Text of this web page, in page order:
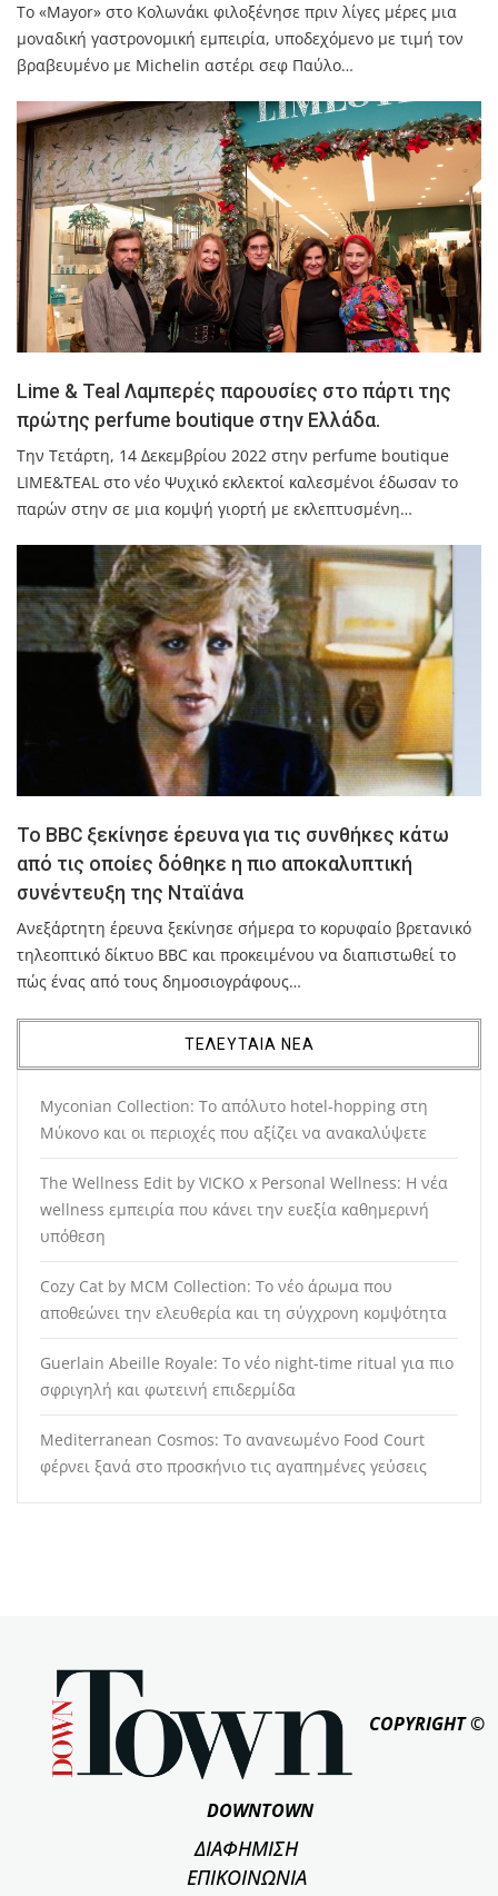
Το «Mayor» στο Κολωνάκι φιλοξένησε πριν λίγες μέρες μια
μοναδική γαστρονομική εμπειρία, υποδεχόμενο με τιμή τον
βραβευμένο με Michelin αστέρι σεφ Παύλο…
Lime & Teal Λαμπερές παρουσίες στο πάρτι της
πρώτης perfume boutique στην Ελλάδα.
Την Τετάρτη, 14 Δεκεμβρίου 2022 στην perfume boutique
LIME&TEAL στο νέο Ψυχικό εκλεκτοί καλεσμένοι έδωσαν το
παρών στην σε μια κομψή γιορτή με εκλεπτυσμένη…
Το ΒΒC ξεκίνησε έρευνα για τις συνθήκες κάτω
από τις οποίες δόθηκε η πιο αποκαλυπτική
συνέντευξη της Νταϊάνα
Ανεξάρτητη έρευνα ξεκίνησε σήμερα το κορυφαίο βρετανικό
τηλεοπτικό δίκτυο BBC και προκειμένου να διαπιστωθεί το
πώς ένας από τους δημοσιογράφους…
ΤΕΛΕΥΤΑΙΑ ΝΕΑ
Myconian Collection: Το απόλυτο hotel-hopping στη
Μύκονο και οι περιοχές που αξίζει να ανακαλύψετε
The Wellness Edit by VICKO x Personal Wellness: Η νέα
wellness εμπειρία που κάνει την ευεξία καθημερινή
υπόθεση
Cozy Cat by MCM Collection: Το νέο άρωμα που
αποθεώνει την ελευθερία και τη σύγχρονη κομψότητα
Guerlain Abeille Royale: Το νέο night-time ritual για πιο
σφριγηλή και φωτεινή επιδερμίδα
Mediterranean Cosmos: Το ανανεωμένο Food Court
φέρνει ξανά στο προσκήνιο τις αγαπημένες γεύσεις
COPYRIGHT ©
DOWNTOWN
ΔΙΑΦΗΜΙΣΗ
ΕΠΙΚΟΙΝΩΝΙΑ